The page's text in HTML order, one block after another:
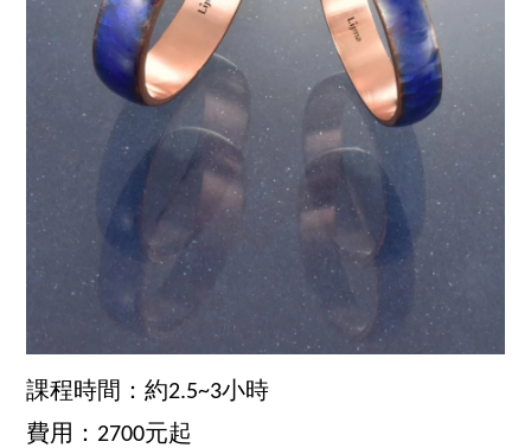
課程時間：約2.5~3小時
費用：2700元起